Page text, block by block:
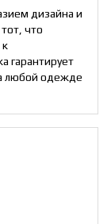
дизайна и
что
к
гарантирует
любой одежде